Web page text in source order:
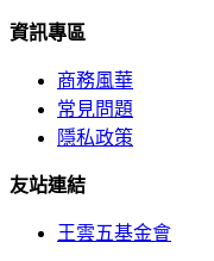
資訊專區
商務風華
常見問題
隱私政策
友站連結
王雲五基金會